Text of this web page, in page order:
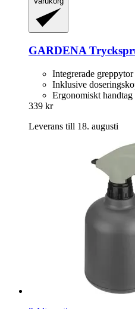
GARDENA
Integrerade
Inklusive
Ergonomiskt handtag
339 kr
Leverans till 18. augusti